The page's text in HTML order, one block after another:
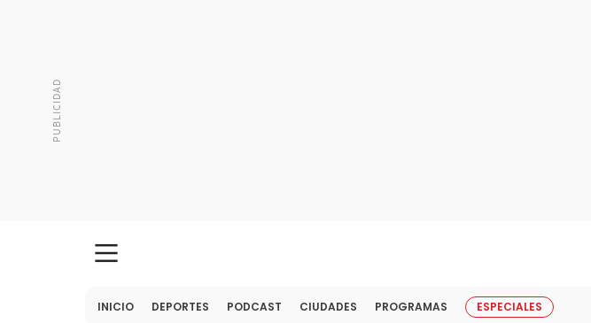
INICIO DEPORTES PODCAST CIUDADES PROGRAMAS ESPECIALES